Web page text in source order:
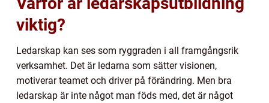
viktig?
Ledarskap kan ses som ryggraden i all framgångsrik
verksamhet. Det är ledarna som sätter visionen,
motiverar teamet och driver på förändring. Men bra
ledarskap är inte något man föds med, det är något